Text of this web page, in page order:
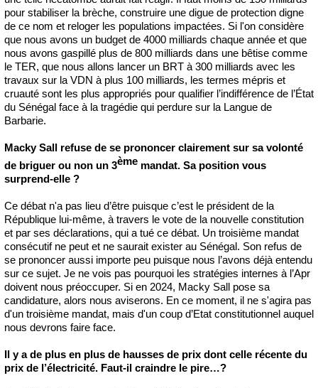
pour stabiliser la brèche, construire une digue de protection digne
de ce nom et reloger les populations impactées. Si l'on considère
que nous avons un budget de 4000 milliards chaque année et que
nous avons gaspillé plus de 800 milliards dans une bêtise comme
le TER, que nous allons lancer un BRT à 300 milliards avec les
travaux sur la VDN à plus 100 milliards, les termes mépris et
cruauté sont les plus appropriés pour qualifier l’indifférence de l’État
du Sénégal face à la tragédie qui perdure sur la Langue de
Barbarie.
Macky Sall refuse de se prononcer clairement sur sa volonté
de briguer ou non un 3ème mandat. Sa position vous
surprend-elle ?
Ce débat n'a pas lieu d’être puisque c’est le président de la
République lui-même, à travers le vote de la nouvelle constitution
et par ses déclarations, qui a tué ce débat. Un troisième mandat
consécutif ne peut et ne saurait exister au Sénégal. Son refus de
se prononcer aussi importe peu puisque nous l’avons déjà entendu
sur ce sujet. Je ne vois pas pourquoi les stratégies internes à l’Apr
doivent nous préoccuper. Si en 2024, Macky Sall pose sa
candidature, alors nous aviserons. En ce moment, il ne s'agira pas
d'un troisième mandat, mais d'un coup d’Etat constitutionnel auquel
nous devrons faire face.
Il y a de plus en plus de hausses de prix dont celle récente du
prix de l’électricité. Faut-il craindre le pire…?